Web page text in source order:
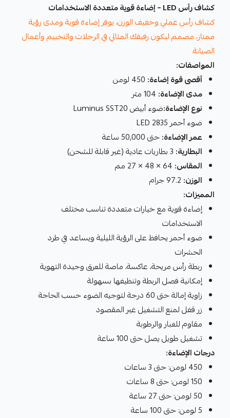
كشاف رأس LED – إضاءة قوية متعددة الاستخدامات
كشاف رأس عملي وخفيف الوزن، يوفر إضاءة قوية ومدى رؤية
ممتاز، مصمم ليكون رفيقك المثالي في الرحلات والتخييم وأعمال
الصيانة.
المواصفات:
أقصى قوة إضاءة:
مدى الإضاءة:
نوع الإضاءة:ضوء أبيض Luminus SST20
ضوء أحمر LED 2835
عمر الإضاءة:حتى 50,000 ساعة
البطارية:
المقاس:
الوزن:
المميزات:
إضاءة قوية مع خيارات متعددة تناسب مختلف
الاستخدامات
ضوء أحمر يحافظ على الرؤية الليلية ويساعد في طرد
الحشرات
ربطة رأس مريحة، عاكسة، ماصة للعرق وجيدة التهوية
إمكانية فصل الربطة وتنظيفها بسهولة
زاوية إمالة حتى 60 درجة لتوجيه الضوء حسب الحاجة
زر قفل لمنع التشغيل غير المقصود
مقاوم للغبار والرطوبة
تشغيل طويل يصل حتى 100 ساعة
درجات الإضاءة:
450 لومن: حتى 3 ساعات
150 لومن: حتى 8 ساعات
50 لومن: حتى 27 ساعة
5 لومن: حتى 100 ساعة